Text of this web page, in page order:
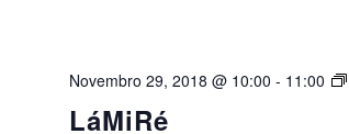
LáMiRé
Novembro 29, 2018 @ 10:00 - 11:00